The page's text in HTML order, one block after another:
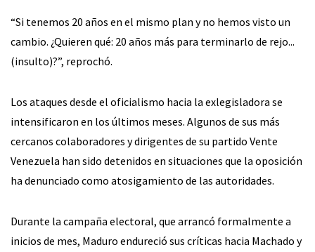
“Si tenemos 20 años en el mismo plan y no hemos visto un
cambio. ¿Quieren qué: 20 años más para terminarlo de rejo...
(insulto)?”, reprochó.
Los ataques desde el oficialismo hacia la exlegisladora se
intensificaron en los últimos meses. Algunos de sus más
cercanos colaboradores y dirigentes de su partido Vente
Venezuela han sido detenidos en situaciones que la oposición
ha denunciado como atosigamiento de las autoridades.
Durante la campaña electoral, que arrancó formalmente a
inicios de mes, Maduro endureció sus críticas hacia Machado y